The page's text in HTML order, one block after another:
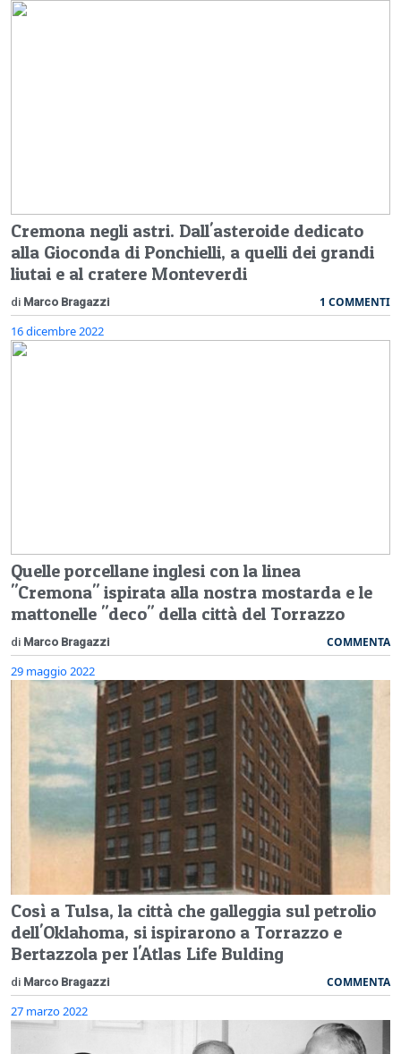
Cremona negli astri. Dall'asteroide dedicato
alla Gioconda di Ponchielli, a quelli dei grandi
liutai e al cratere Monteverdi
di Marco Bragazzi 1 COMMENTI
16 dicembre 2022
Quelle porcellane inglesi con la linea
"Cremona" ispirata alla nostra mostarda e le
mattonelle "deco" della città del Torrazzo
di Marco Bragazzi COMMENTA
29 maggio 2022
Così a Tulsa, la città che galleggia sul petrolio
dell'Oklahoma, si ispirarono a Torrazzo e
Bertazzola per l'Atlas Life Bulding
di Marco Bragazzi COMMENTA
27 marzo 2022